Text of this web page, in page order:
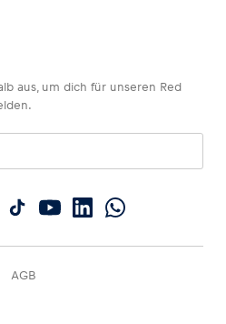
aus, um dich für unseren Red
AGB